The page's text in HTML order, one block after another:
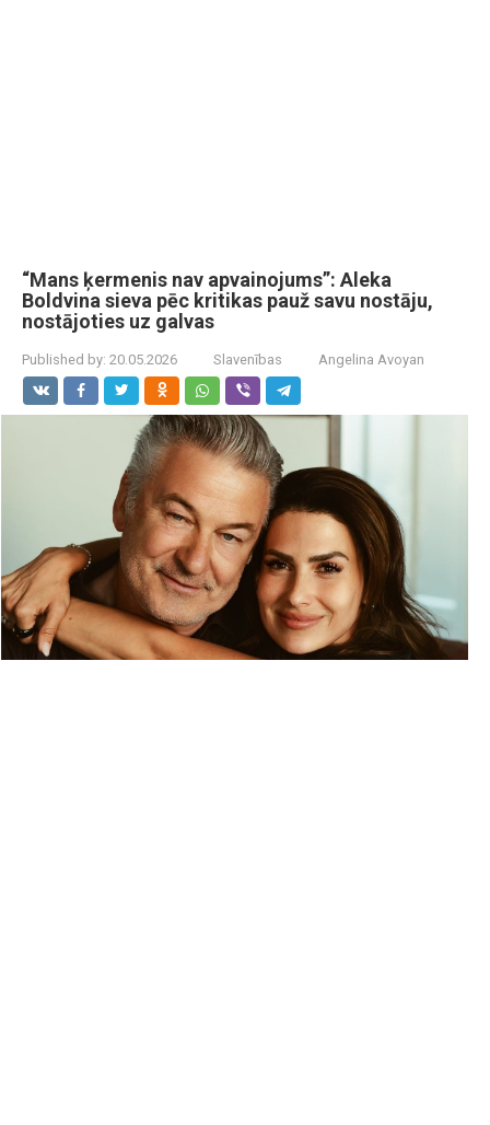
“Mans ķermenis nav apvainojums”: Aleka
Boldvina sieva pēc kritikas pauž savu nostāju,
nostājoties uz galvas
Published by: 20.05.2026 Slavenības Angelina Avoyan